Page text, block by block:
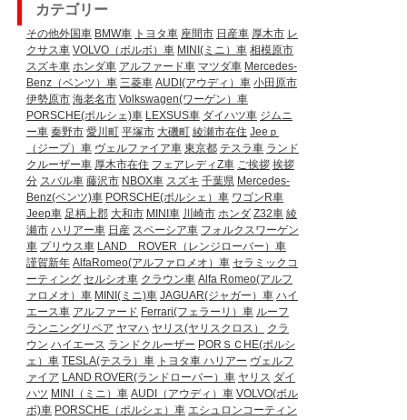
カテゴリー
その他外国車 BMW車 トヨタ車 座間市 日産車 厚木市 レ
クサス車 VOLVO（ボルボ）車 MINI(ミニ）車 相模原市
スズキ車 ホンダ車 アルファード車 マツダ車 Mercedes-
Benz（ベンツ）車 三菱車 AUDI(アウディ）車 小田原市
伊勢原市 海老名市 Volkswagen(ワーゲン）車
PORSCHE(ポルシェ)車 LEXSUS車 ダイハツ車 ジムニ
ー車 秦野市 愛川町 平塚市 大磯町 綾瀬市在住 Jeeｐ
（ジープ）車 ヴェルファイア車 東京都 テスラ車 ランド
クルーザー車 厚木市在住 フェアレディZ車 ご挨拶 挨拶
分 スバル車 藤沢市 NBOX車 スズキ 千葉県 Mercedes-
Benz(ベンツ)車 PORSCHE(ポルシェ）車 ワゴンR車
Jeep車 足柄上郡 大和市 MINI車 川崎市 ホンダ Z32車 綾
瀬市 ハリアー車 日産 スペーシア車 フォルクスワーゲン
車 プリウス車 LAND ROVER（レンジローバー）車
謹賀新年 AlfaRomeo(アルファロメオ）車 セラミックコ
ーティング セルシオ車 クラウン車 Alfa Romeo(アルフ
ァロメオ）車 MINI(ミニ)車 JAGUAR(ジャガー）車 ハイ
エース車 アルファード Ferrari(フェラーリ）車 ルーフ
ランニングリペア ヤマハ ヤリス(ヤリスクロス）
クラ
ウン ハイエース ランドクルーザー PORＳＣHE(ポルシ
ェ）車 TESLA(テスラ）車 トヨタ車 ハリアー ヴェルフ
ァイア LAND ROVER(ランドローバー）車 ヤリス ダイ
ハツ MINI（ミニ）車 AUDI（アウディ）車 VOLVO(ボル
ボ)車 PORSCHE（ポルシェ）車 エシュロンコーティン